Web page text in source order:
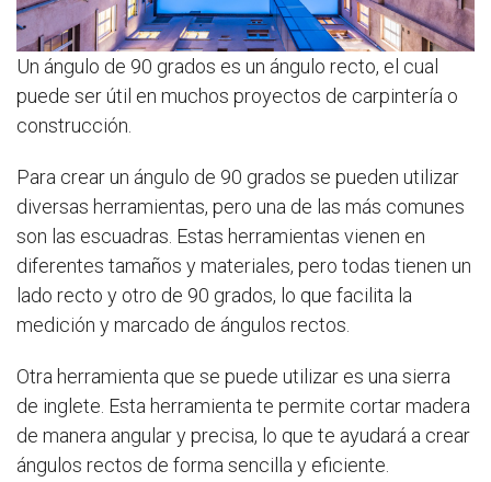
Un ángulo de 90 grados es un ángulo recto, el cual
puede ser útil en muchos proyectos de carpintería o
construcción.
Para crear un ángulo de 90 grados se pueden utilizar
diversas herramientas, pero una de las más comunes
son las escuadras. Estas herramientas vienen en
diferentes tamaños y materiales, pero todas tienen un
lado recto y otro de 90 grados, lo que facilita la
medición y marcado de ángulos rectos.
Otra herramienta que se puede utilizar es una sierra
de inglete. Esta herramienta te permite cortar madera
de manera angular y precisa, lo que te ayudará a crear
ángulos rectos de forma sencilla y eficiente.